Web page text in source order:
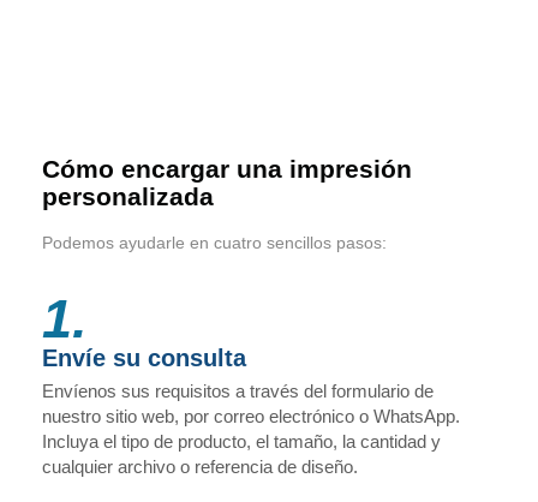
Cómo encargar una impresión
personalizada
Podemos ayudarle en cuatro sencillos pasos:
1.
Envíe su consulta
Envíenos sus requisitos a través del formulario de
nuestro sitio web, por correo electrónico o WhatsApp.
Incluya el tipo de producto, el tamaño, la cantidad y
cualquier archivo o referencia de diseño.